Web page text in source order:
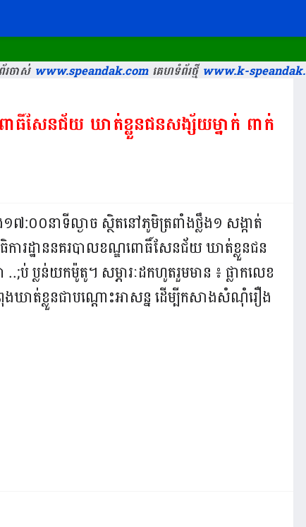
ចាស់www.speandak.comគេហទំព័រថ្មីwww.k-
ោធិ៍សែនជ័យ ឃាត់​ខ្លួន​ជន​សង្ស័យម្នាក់ ពាក់
១៧:០០នាទី​ល្ងាច​ ស្ថិត​នៅ​ភូមិ​ត្រពាំង​ថ្លឹង​១ សង្កាត់​
រ​ដ្ឋាននគរបាលខណ្ឌ​ពោធិ៍សែនជ័យ ឃាត់​ខ្លួន​ជន​
ប្លន់យក​ម៉ូតូ​។ សម្ភារៈដក​ហូត​រួម​មាន​ ៖​ ផ្លាកលេខ​
ង​​ឃាត់ខ្លួនជាបណ្តោះអាសន្ន ដើម្បីកសាង​សំណុំ​រឿង​